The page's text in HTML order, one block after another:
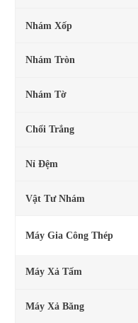
Nhám Xốp
Nhám Tròn
Nhám Tờ
Chổi Trắng
Nỉ Đệm
Vật Tư Nhám
Máy Gia Công Thép
Máy Xả Tấm
Máy Xả Băng